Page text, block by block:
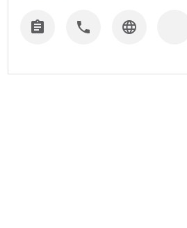
  